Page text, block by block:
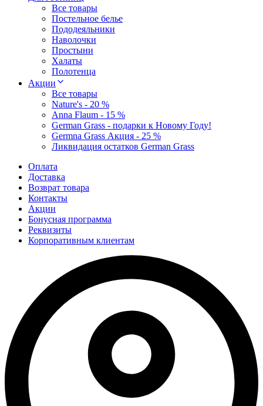
Все товары
Постельное белье
Пододеяльники
Наволочки
Простыни
Халаты
Полотенца
Акции
Все товары
Nature's - 20 %
Anna Flaum - 15 %
German Grass - подарки к Новому Году!
Germna Grass Акция - 25 %
Ликвидация остатков German Grass
Оплата
Доставка
Возврат товара
Контакты
Акции
Бонусная программа
Реквизиты
Корпоративным клиентам